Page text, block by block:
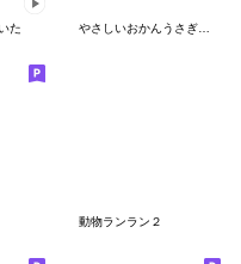
た やさしいおかんうさぎスタンプ２
動物ランラン２